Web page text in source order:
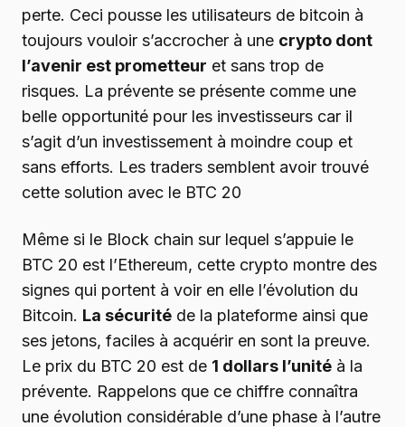
perte. Ceci pousse les utilisateurs de bitcoin à
toujours vouloir s’accrocher à une crypto dont
l’avenir est prometteur et sans trop de
risques. La prévente se présente comme une
belle opportunité pour les investisseurs car il
s’agit d’un investissement à moindre coup et
sans efforts. Les traders semblent avoir trouvé
cette solution avec le BTC 20
Même si le Block chain sur lequel s’appuie le
BTC 20 est l’Ethereum, cette crypto montre des
signes qui portent à voir en elle l’évolution du
Bitcoin. La sécurité de la plateforme ainsi que
ses jetons, faciles à acquérir en sont la preuve.
Le prix du BTC 20 est de 1 dollars l’unité à la
prévente. Rappelons que ce chiffre connaîtra
une évolution considérable d’une phase à l’autre